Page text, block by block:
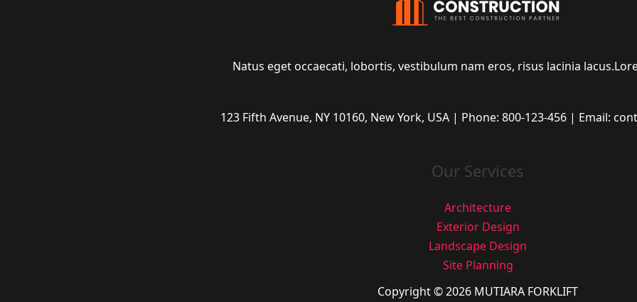
Natus eget occaecati, lobortis, vestibulum nam eros, risus lacinia
123 Fifth Avenue, NY 10160, New York, USA | Phone: 800-123-456 | Email:
Our Services
Architecture
Exterior Design
Landscape Design
Site Planning
Copyright © 2026 MUTIARA FORKLIFT